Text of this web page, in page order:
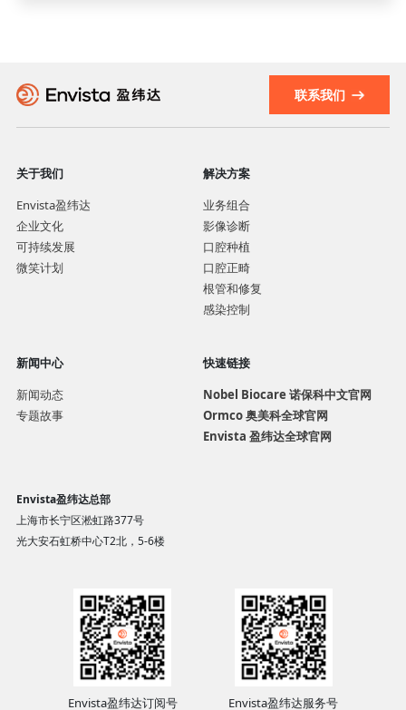
联系我们
关于我们
Envista盈纬达
企业文化
可持续发展
微笑计划
解决方案
业务组合
影像诊断
口腔种植
口腔正畸
根管和修复
感染控制
新闻中心
新闻动态
专题故事
快速链接
Nobel Biocare 诺保科中文官网
Ormco 奥美科全球官网
Envista 盈纬达全球官网
Envista盈纬达订阅号 Envista盈纬达服务号
Envista盈纬达总部
上海市长宁区淞虹路377号
光大安石虹桥中心T2北，5-6楼